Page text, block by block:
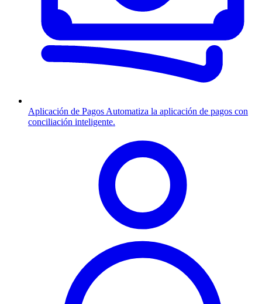
Aplicación de Pagos Automatiza la aplicación de pagos con
conciliación inteligente.